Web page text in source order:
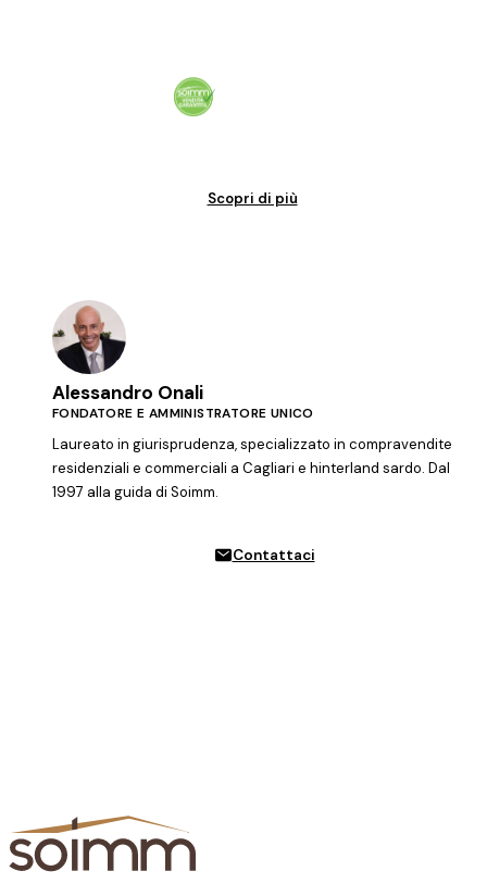
Scopri di più
Alessandro Onali
FONDATORE E AMMINISTRATORE UNICO
Laureato in giurisprudenza, specializzato in compravendite
residenziali e commerciali a Cagliari e hinterland sardo. Dal
1997 alla guida di Soimm.
Contattaci